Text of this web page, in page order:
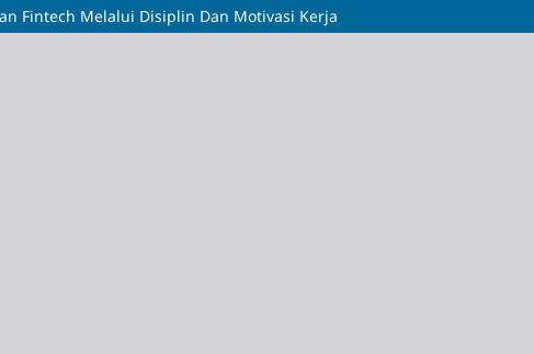
Fintech Melalui Disiplin Dan Motivasi Kerja